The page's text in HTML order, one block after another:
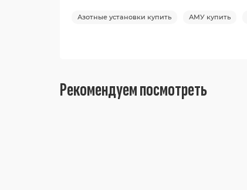
Азотные установки купить АМУ купить
Рекомендуем посмотреть